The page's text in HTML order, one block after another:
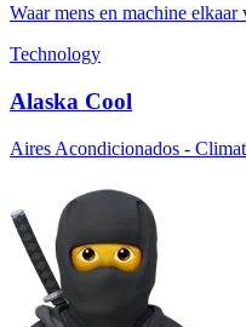
Waar mens en machine elkaar
Technology
Alaska Cool
Aires Acondicionados -